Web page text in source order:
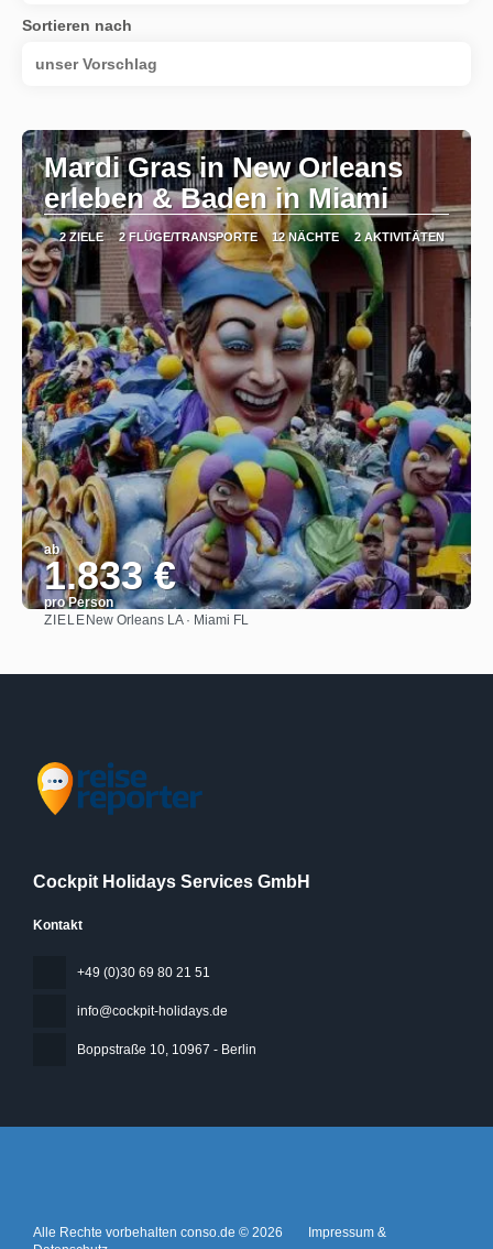
Sortieren nach
unser Vorschlag
Mardi Gras in New Orleans
erleben & Baden in Miami
2 ZIELE 2 FLÜGE/TRANSPORTE 12 NÄCHTE 2 AKTIVITÄTEN
ab
1.833 €
pro Person
ZIELE New Orleans LA · Miami FL
Cockpit Holidays Services GmbH
Kontakt
+49 (0)30 69 80 21 51
info@cockpit-holidays.de
Boppstraße 10, 10967 - Berlin
Alle Rechte vorbehalten conso.de © 2026
Impressum &